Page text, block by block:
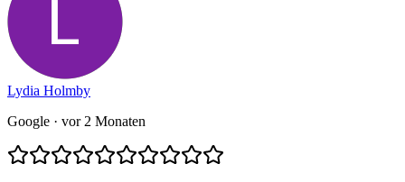
Lydia Holmby
Google · vor 2 Monaten